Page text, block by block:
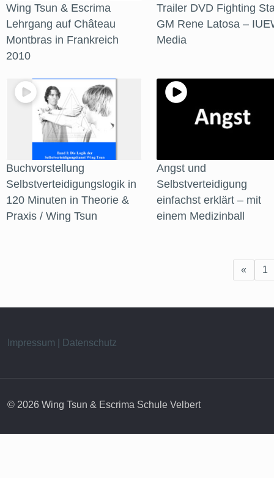
Wing Tsun & Escrima
Lehrgang auf Château
Montbras in Frankreich
2010
Trailer DVD Fighting
GM Rene Latosa –
Media
Buchvorstellung
Selbstverteidigungslogik in
120 Minuten in Theorie &
Praxis / Wing Tsun
Angst und
Selbstverteidigung
einfachst erklärt – mit
einem Medizinball
« 1
Impressum | Datenschutz
© 2026 Wing Tsun & Escrima Schule Velbert